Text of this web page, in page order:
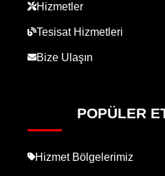
Hizmetler
Tesisat Hizmetleri
Bize Ulaşın
POPÜLER
Hizmet Bölgelerimiz